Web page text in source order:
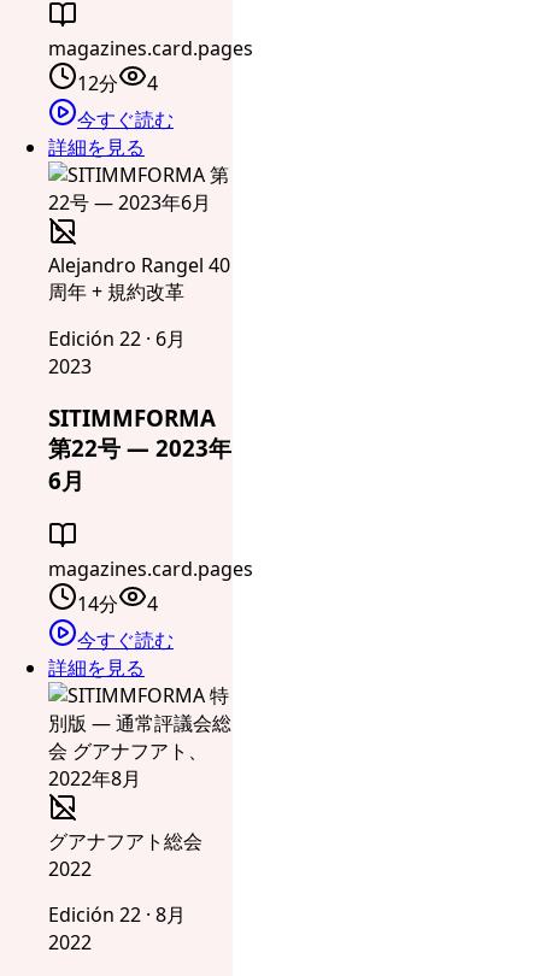
magazines.card.pages
12分
4
今すぐ読む
詳細を見る
Alejandro Rangel 40
周年 + 規約改革
Edición 22 · 6月
2023
SITIMMFORMA
第22号 — 2023年
6月
magazines.card.pages
14分
4
今すぐ読む
詳細を見る
グアナフアト総会
2022
Edición 22 · 8月
2022